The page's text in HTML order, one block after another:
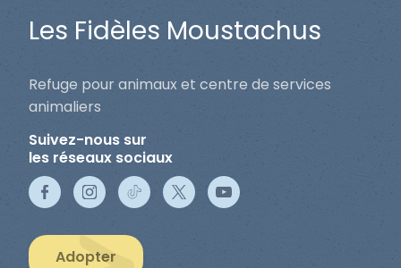
Les Fidèles Moustachus
Refuge pour animaux et centre de services
animaliers
Suivez-nous sur
les réseaux sociaux
Adopter